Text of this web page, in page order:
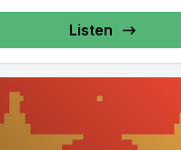
Listen